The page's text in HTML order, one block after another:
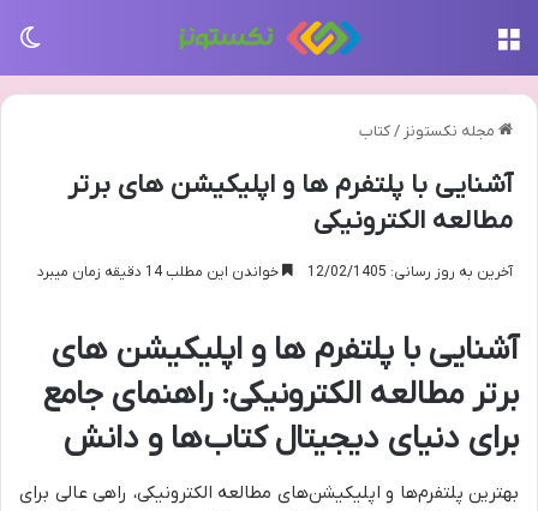
مجله نکستونز /کتاب
آشنایی با پلتفرم ها و اپلیکیشن های برتر
مطالعه الکترونیکی
آخرین به روز رسانی: 12/02/1405 خواندن این مطلب 14 دقیقه زمان میبرد
آشنایی با پلتفرم ها و اپلیکیشن های
برتر مطالعه الکترونیکی: راهنمای جامع
برای دنیای دیجیتال کتاب‌ها و دانش
بهترین پلتفرم‌ها و اپلیکیشن‌های مطالعه الکترونیکی، راهی عالی برای